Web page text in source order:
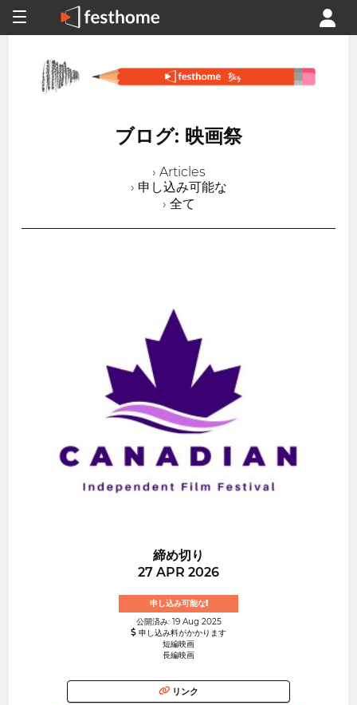
ブログ: 映画祭
› Articles
› 申し込み可能な
› 全て
締め切り
27 APR 2026
申し込み可能な!
公開済み: 19 Aug 2025
申し込み料がかかります
短編映画
長編映画
リンク